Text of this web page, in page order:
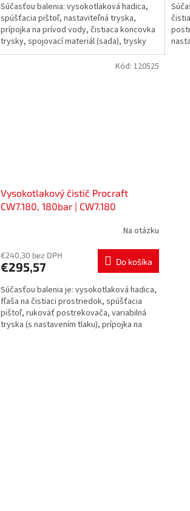
Súčasťou balenia: vysokotlaková hadica,
spúšťacia pištoľ, nastaviteľná tryska,
prípojka na prívod vody, čistiaca koncovka
trysky, spojovací materiál (sada), trysky
(prúdová,...
Vysokotlakový čistič Procraft
CW7.180, 180bar | CW7.180
Na otázku
€240,30 bez DPH
€295,57 Do košíka
Súčasťou balenia je: vysokotlaková hadica,
fľaša na čistiaci prostriedok, spúšťacia
pištoľ, rukoväť postrekovača, variabilná
tryska (s nastavením tlaku), prípojka na
Kód: 120525